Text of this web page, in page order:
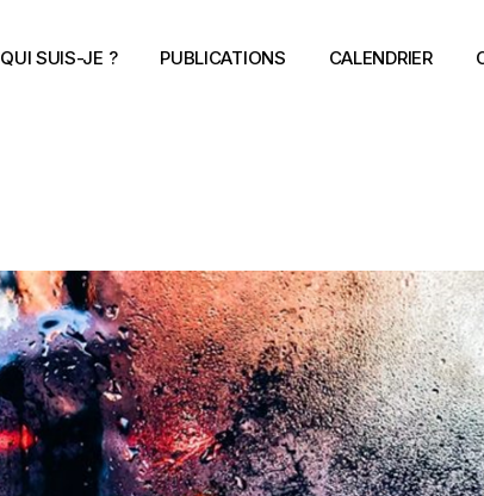
QUI SUIS-JE ? PUBLICATIONS CALENDRIER